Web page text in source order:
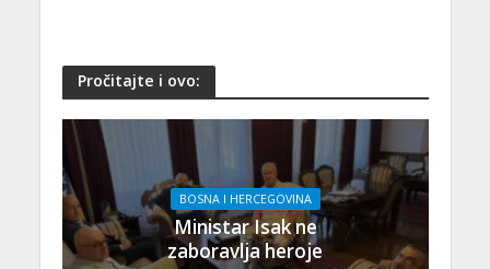
Pročitajte i ovo:
BOSNA I HERCEGOVINA
Ministar Isak ne
zaboravlja heroje